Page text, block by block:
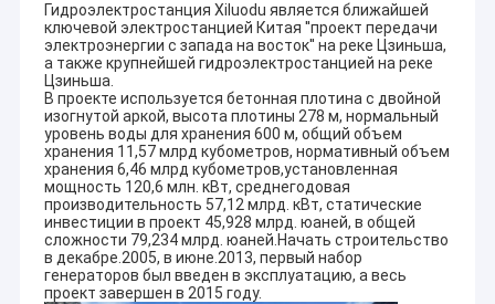
Гидроэлектростанция Xiluodu является ближайшей
ключевой электростанцией Китая ′′проект передачи
электроэнергии с запада на восток′′ на реке Цзиньша,
а также крупнейшей гидроэлектростанцией на реке
Цзиньша.
В проекте используется бетонная плотина с двойной
изогнутой аркой, высота плотины 278 м, нормальный
уровень воды для хранения 600 м, общий объем
хранения 11,57 млрд кубометров, нормативный объем
хранения 6,46 млрд кубометров,установленная
мощность 120,6 млн. кВт, среднегодовая
производительность 57,12 млрд. кВт, статические
инвестиции в проект 45,928 млрд. юаней, в общей
сложности 79,234 млрд. юаней.Начать строительство
в декабре.2005, в июне.2013, первый набор
генераторов был введен в эксплуатацию, а весь
проект завершен в 2015 году.